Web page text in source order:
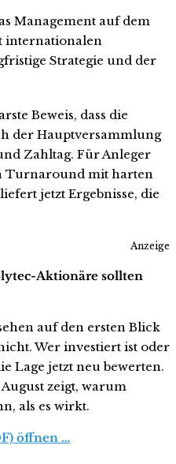
Management auf dem
internationalen
Strategie und der
Beweis, dass die
der Hauptversammlung
Zahltag. Für Anleger
Turnaround mit harten
jetzt Ergebnisse, die
Anzeige
Aktionäre sollten
auf den ersten Blick
Wer investiert ist oder
Lage jetzt neu bewerten.
zeigt, warum
als es wirkt.
öffnen …